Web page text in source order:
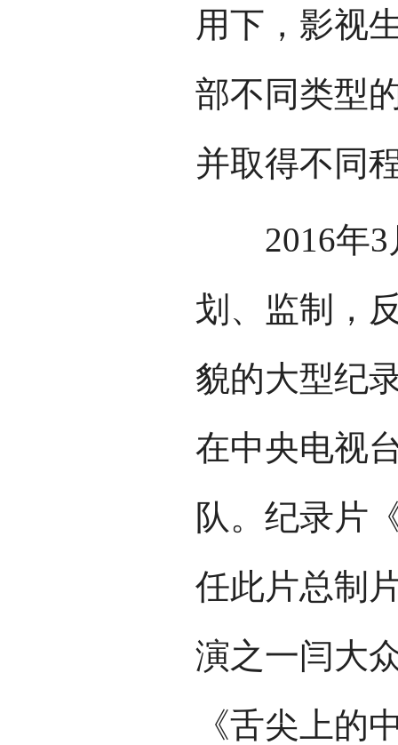
用下，影视
部不同类型
并取得不同
2016年3
划、监制，
貌的大型纪
在中央电视
队。纪录片
任此片总制
演之一闫大
《舌尖上的